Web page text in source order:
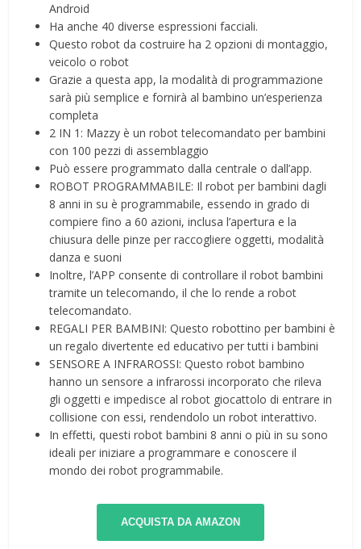
Android
Ha anche 40 diverse espressioni facciali.
Questo robot da costruire ha 2 opzioni di montaggio,
veicolo o robot
Grazie a questa app, la modalità di programmazione
sarà più semplice e fornirà al bambino un’esperienza
completa
2 IN 1: Mazzy è un robot telecomandato per bambini
con 100 pezzi di assemblaggio
Può essere programmato dalla centrale o dall’app.
ROBOT PROGRAMMABILE: Il robot per bambini dagli
8 anni in su è programmabile, essendo in grado di
compiere fino a 60 azioni, inclusa l’apertura e la
chiusura delle pinze per raccogliere oggetti, modalità
danza e suoni
Inoltre, l’APP consente di controllare il robot bambini
tramite un telecomando, il che lo rende a robot
telecomandato.
REGALI PER BAMBINI: Questo robottino per bambini è
un regalo divertente ed educativo per tutti i bambini
SENSORE A INFRAROSSI: Questo robot bambino
hanno un sensore a infrarossi incorporato che rileva
gli oggetti e impedisce al robot giocattolo di entrare in
collisione con essi, rendendolo un robot interattivo.
In effetti, questi robot bambini 8 anni o più in su sono
ideali per iniziare a programmare e conoscere il
mondo dei robot programmabile.
ACQUISTA DA AMAZON